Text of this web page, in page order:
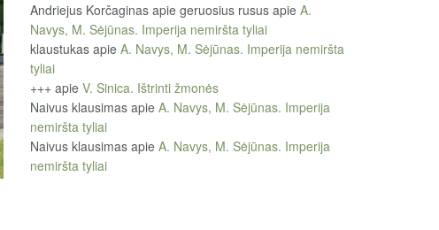
Andriejus Korčaginas apie geruosius rusus apie A.
Navys, M. Sėjūnas. Imperija nemiršta tyliai
klaustukas apie A. Navys, M. Sėjūnas. Imperija nemiršta
tyliai
+++ apie V. Sinica. Ištrinti žmonės
Naivus klausimas apie A. Navys, M. Sėjūnas. Imperija
nemiršta tyliai
Naivus klausimas apie A. Navys, M. Sėjūnas. Imperija
nemiršta tyliai